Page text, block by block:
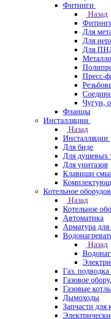
Фитинги
Назад
Для
Для
Для
Пресс-
Чугун,
Фланцы
Инсталляции
Назад
Инсталляции
Для биде
Для душевых
Для унитазов
Клавиши
Котельное
Назад
Котельное
Автоматика
Арматура для
Назад
Газ.
Газовое
Газовые
Дымоходы
Запчасти для